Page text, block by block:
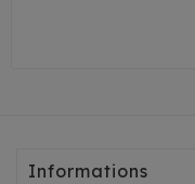
Informations